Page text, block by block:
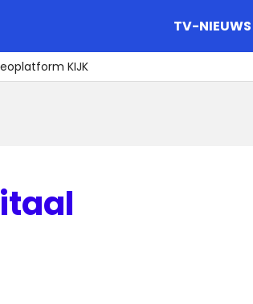
TV-NIEUWS
KIJK